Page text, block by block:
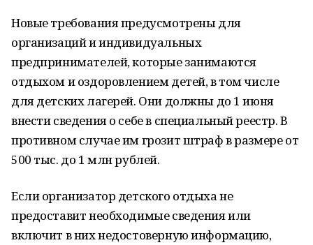
Новые требования предусмотрены для
организаций и индивидуальных
предпринимателей, которые занимаются
отдыхом и оздоровлением детей, в том числе
для детских лагерей. Они должны до 1 июня
внести сведения о себе в специальный реестр. В
противном случае им грозит штраф в размере от
500 тыс. до 1 млн рублей.
Если организатор детского отдыха не
предоставит необходимые сведения или
включит в них недостоверную информацию,